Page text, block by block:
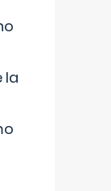
la